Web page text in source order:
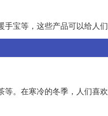
宝等，这些产品可以给人
等。在寒冷的冬季，人们喜